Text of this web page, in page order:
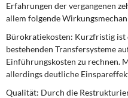
Erfahrungen der vergangenen
allem fol­gende
Bürokratiekosten: Kurzfristig ist
bestehenden Transfersysteme
Einführungskosten zu rechnen.
allerdings deutliche
Qualität: Durch die